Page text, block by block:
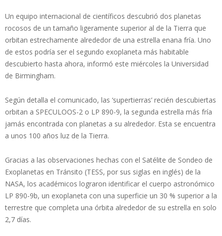
Un equipo internacional de científicos descubrió dos planetas
rocosos de un tamaño ligeramente superior al de la Tierra que
orbitan estrechamente alrededor de una estrella enana fría. Uno
de estos podría ser el segundo exoplaneta más habitable
descubierto hasta ahora, informó este miércoles la Universidad
de Birmingham.
Según detalla el comunicado, las ‘supertierras’ recién descubiertas
orbitan a SPECULOOS-2 o LP 890-9, la segunda estrella más fría
jamás encontrada con planetas a su alrededor. Esta se encuentra
a unos 100 años luz de la Tierra.
Gracias a las observaciones hechas con el Satélite de Sondeo de
Exoplanetas en Tránsito (TESS, por sus siglas en inglés) de la
NASA, los académicos lograron identificar el cuerpo astronómico
LP 890-9b, un exoplaneta con una superficie un 30 % superior a la
terrestre que completa una órbita alrededor de su estrella en solo
2,7 días.